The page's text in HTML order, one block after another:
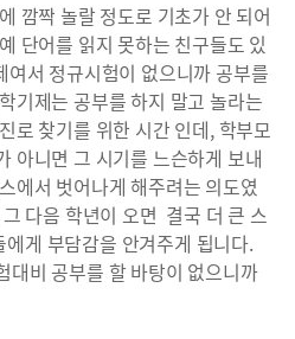
깜짝 놀랄 정도로 기초가 안 되어
단어를 읽지 못하는 친구들도 있
서 정규시험이 없으니까 공부를
기제는 공부를 하지 말고 놀라는
로 찾기를 위한 시간 인데, 학부모
아니면 그 시기를 느슨하게 보내
에서 벗어나게 해주려는 의도였
다음 학년이 오면 결국 더 큰 스
게 부담감을 안겨주게 됩니다.
대비 공부를 할 바탕이 없으니까